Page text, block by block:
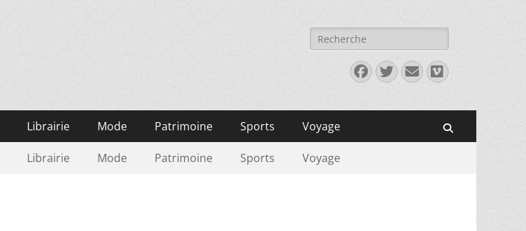
Rechercher :
Facebook
Twitter
E-
mail
Vimeo
Librairie Mode Patrimoine Sports Voyage
Librairie Mode Patrimoine Sports Voyage